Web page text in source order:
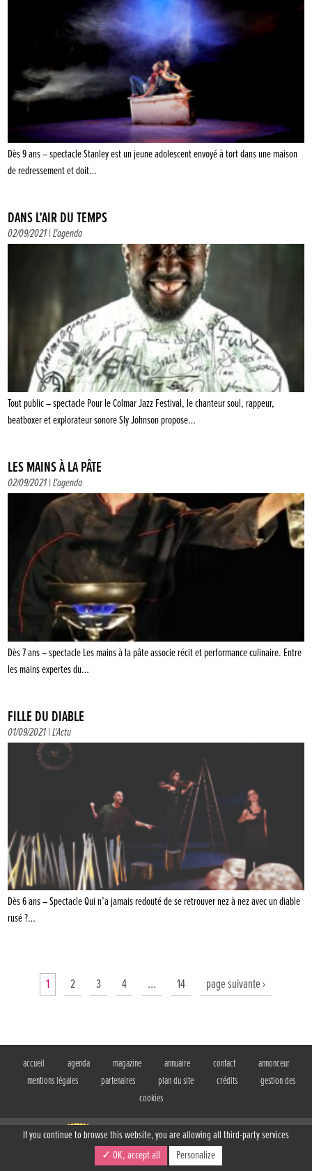
Dès 9 ans – spectacle Stanley est un jeune adolescent envoyé à tort dans une maison
de redressement et doit…
DANS L’AIR DU TEMPS
02/09/2021 |L'agenda
Tout public – spectacle Pour le Colmar Jazz Festival, le chanteur soul, rappeur,
beatboxer et explorateur sonore Sly Johnson propose…
LES MAINS À LA PÂTE
02/09/2021 |L'agenda
Dès 7 ans – spectacle Les mains à la pâte associe récit et performance culinaire. Entre
les mains expertes du…
FILLE DU DIABLE
01/09/2021 |L'Actu
Dès 6 ans – Spectacle Qui n’a jamais redouté de se retrouver nez à nez avec un diable
rusé ?…
1 2 3 4 … 14 page suivante ›
accueil agenda magazine annuaire contact
annonceur
mentions légales
partenaires plan du site crédits
gestion des
cookies
BIBOUILLE, le magazine gratuit des familles
17 rue d'Obernai
If you continue to browse this website, you are allowing all third-party services
✓ OK, accept all Personalize